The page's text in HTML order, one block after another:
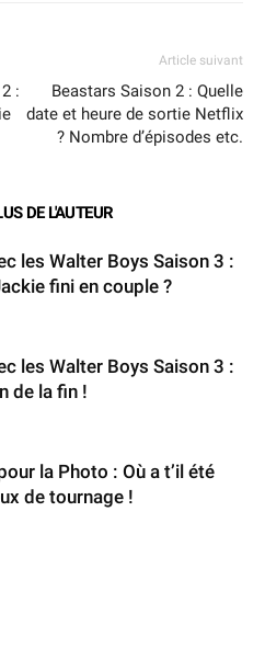
:
Article suivant
Beastars Saison 2 : Quelle
date et heure de sortie Netflix
? Nombre d’épisodes etc.
DE L'AUTEUR
les Walter Boys Saison 3 :
fini en couple ?
les Walter Boys Saison 3 :
de la fin !
la Photo : Où a t’il été
de tournage !